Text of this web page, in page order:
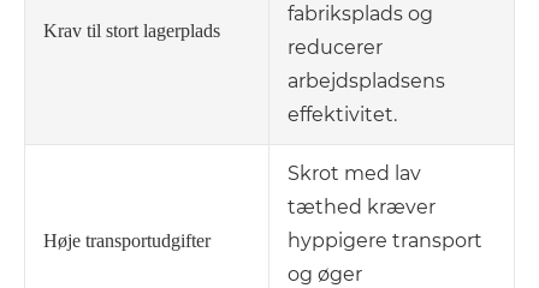
Krav til stort lagerplads
fabriksplads og
reducerer
arbejdspladsens
effektivitet.
Høje transportudgifter
Skrot med lav
tæthed kræver
hyppigere transport
og øger